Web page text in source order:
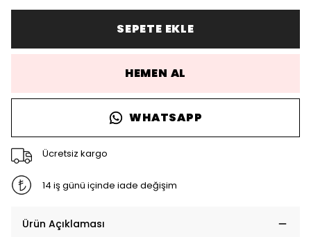
SEPETE EKLE
HEMEN AL
WHATSAPP
Ücretsiz kargo
14 iş günü içinde iade değişim
Ürün Açıklaması